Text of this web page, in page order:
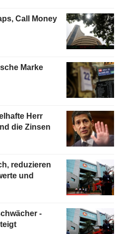
Call Money
Marke
Herr
die Zinsen
reduzieren
und
-